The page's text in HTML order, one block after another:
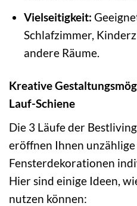
Vielseitigkeit:
Schlafzimmer,
andere Räume.
Kreative
Lauf-Schiene
Die 3 Läufe der
eröffnen Ihnen
Fensterdekorationen
Hier sind einige Ideen,
nutzen können: